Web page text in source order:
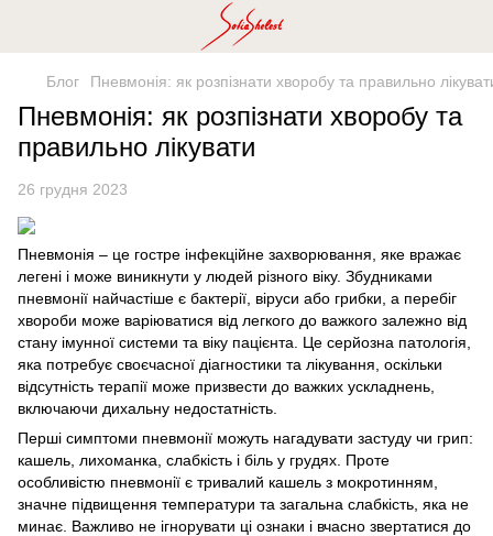
Блог Пневмонія: як розпізнати хворобу та правильно
Пневмонія: як розпізнати хворобу та
правильно лікувати
26 грудня 2023
Пневмонія – це гостре інфекційне захворювання, яке вражає
легені і може виникнути у людей різного віку. Збудниками
пневмонії найчастіше є бактерії, віруси або грибки, а перебіг
хвороби може варіюватися від легкого до важкого залежно від
стану імунної системи та віку пацієнта. Це серйозна патологія,
яка потребує своєчасної діагностики та лікування, оскільки
відсутність терапії може призвести до важких ускладнень,
включаючи дихальну недостатність.
Перші симптоми пневмонії можуть нагадувати застуду чи грип:
кашель, лихоманка, слабкість і біль у грудях. Проте
особливістю пневмонії є тривалий кашель з мокротинням,
значне підвищення температури та загальна слабкість, яка не
минає. Важливо не ігнорувати ці ознаки і вчасно звертатися до